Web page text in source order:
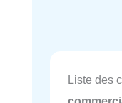
Liste des